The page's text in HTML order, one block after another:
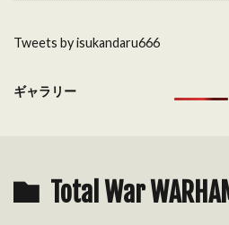
Tweets by isukandaru666
ギャラリー
Total War